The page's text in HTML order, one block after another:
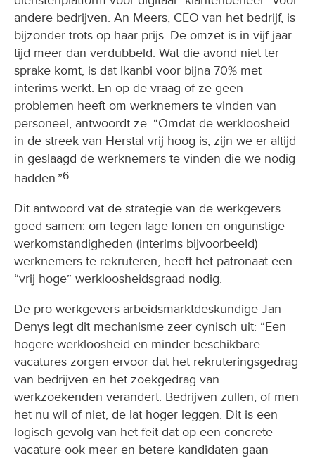
andere bedrijven. An Meers, CEO van het bedrijf, is
bijzonder trots op haar prijs. De omzet is in vijf jaar
tijd meer dan verdubbeld. Wat die avond niet ter
sprake komt, is dat Ikanbi voor bijna 70% met
interims werkt. En op de vraag of ze geen
problemen heeft om werknemers te vinden van
personeel, antwoordt ze: “Omdat de werkloosheid
in de streek van Herstal vrij hoog is, zijn we er altijd
in geslaagd de werknemers te vinden die we nodig
hadden.”6
Dit antwoord vat de strategie van de werkgevers
goed samen: om tegen lage lonen en ongunstige
werkomstandigheden (interims bijvoorbeeld)
werknemers te rekruteren, heeft het patronaat een
“vrij hoge” werkloosheidsgraad nodig.
De pro-werkgevers arbeidsmarktdeskundige Jan
Denys legt dit mechanisme zeer cynisch uit: “Een
hogere werkloosheid en minder beschikbare
vacatures zorgen ervoor dat het rekruteringsgedrag
van bedrijven en het zoekgedrag van
werkzoekenden verandert. Bedrijven zullen, of men
het nu wil of niet, de lat hoger leggen. Dit is een
logisch gevolg van het feit dat op een concrete
vacature ook meer en betere kandidaten gaan